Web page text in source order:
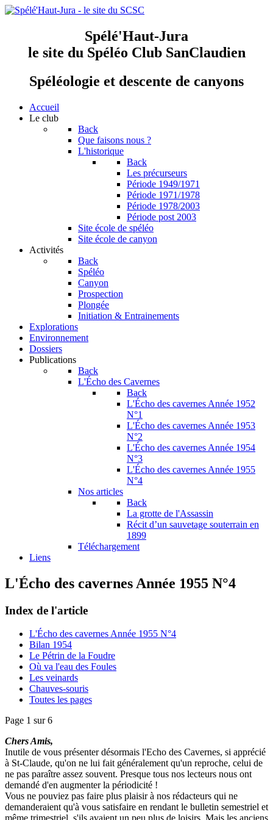
Spélé'Haut-Jura
le site du Spéléo Club SanClaudien
Spéléologie et descente de canyons
Accueil
Le club
Back
Que faisons nous ?
L'historique
Back
Les précurseurs
Période 1949/1971
Période 1971/1978
Période 1978/2003
Période post 2003
Site école de spéléo
Site école de canyon
Activités
Back
Spéléo
Canyon
Prospection
Plongée
Initiation & Entrainements
Explorations
Environnement
Dossiers
Publications
Back
L'Écho des Cavernes
Back
L'Écho des cavernes Année 1952
N°1
L'Écho des cavernes Année 1953
N°2
L'Écho des cavernes Année 1954
N°3
L'Écho des cavernes Année 1955
N°4
Nos articles
Back
La grotte de l'Assassin
Récit d’un sauvetage souterrain en
1899
Téléchargement
Liens
L'Écho des cavernes Année 1955 N°4
Index de l'article
L'Écho des cavernes Année 1955 N°4
Bilan 1954
Le Pétrin de la Foudre
Où va l'eau des Foules
Les veinards
Chauves-souris
Toutes les pages
Page 1 sur 6
Chers Amis,
Inutile de vous présenter désormais l'Echo des Cavernes, si apprécié
à St-Claude, qu'on ne lui fait généralement qu'un reproche, celui de
ne pas paraître assez souvent. Presque tous nos lecteurs nous ont
demandé d'en augmenter la périodicité !
Vous ne pouviez pas faire plus plaisir à nos rédacteurs qui ne
demanderaient qu'à vous satisfaire en rendant le bulletin semestriel et